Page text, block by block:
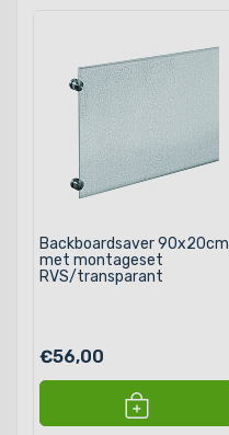
Backboardsaver 90x20cm
met montageset
RVS/transparant
€56,00